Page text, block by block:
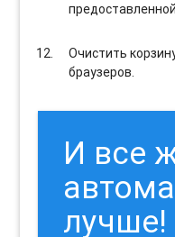
Очистить
браузеров.
И все
лучше!